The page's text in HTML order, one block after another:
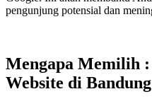
pengunjung potensial dan
Mengapa Memilih :
Website di Bandung